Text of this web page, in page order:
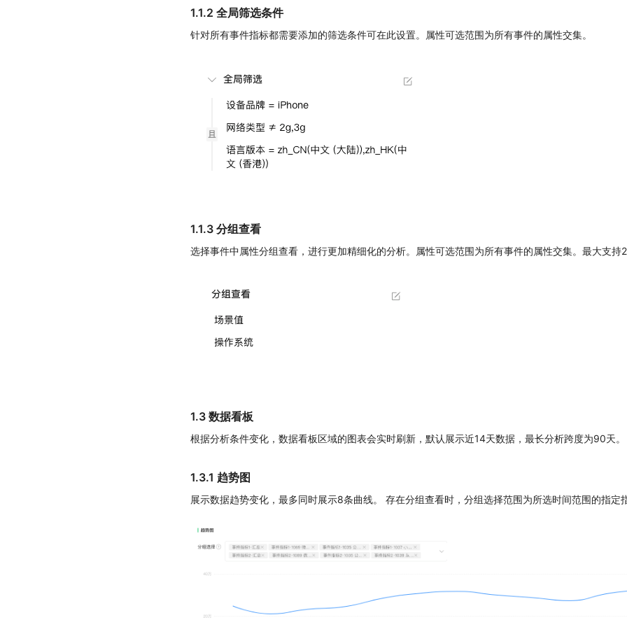
1.1.2 全局筛选条件
针对所有事件指标都需要添加的筛选条件可在此设置。属性可选范围为所有事件的属性交集。
1.1.3 分组查看
选择事件中属性分组查看，进行更加精细化的分析。属性可选范围为所有事件的属性交集。最大支持2
1.3 数据看板
根据分析条件变化，数据看板区域的图表会实时刷新，默认展示近14天数据，最长分析跨度为90天。
1.3.1 趋势图
展示数据趋势变化，最多同时展示8条曲线。 存在分组查看时，分组选择范围为所选时间范围的指定